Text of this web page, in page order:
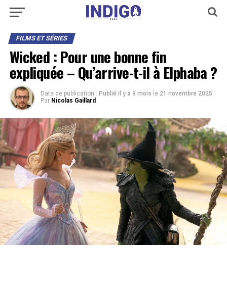
FILMS ET SÉRIES
Wicked : Pour une bonne fin
expliquée – Qu’arrive-t-il à Elphaba ?
Date de publication : Publié il y a 9 mois le 21 novembre 2025
Par Nicolas Gaillard